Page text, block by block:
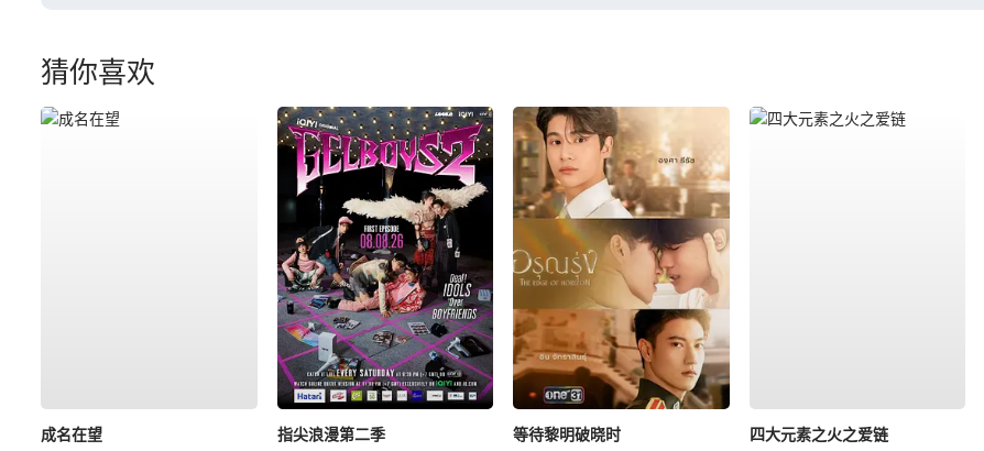
猜你喜欢
成名在望
指尖浪漫第二季
等待黎明破晓时
四大元素之火之爱链